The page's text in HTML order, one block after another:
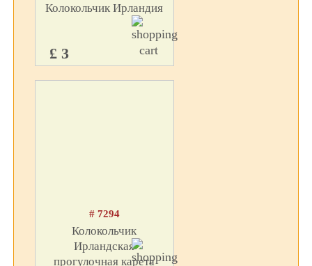
Колокольчик Ирландия
£ 3
# 7294
Колокольчик
Ирландская
прогулочная карета